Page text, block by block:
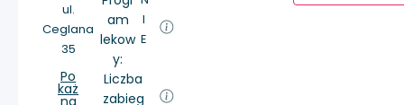
ul.
Ceglana
35
Po
każ
am
lekow
y:
I
E
Liczba
zabieg